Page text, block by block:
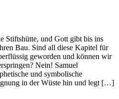
Stiftshütte, und Gott gibt bis ins
Bau. Sind all diese Kapitel für
geworden und können wir
Nein! Samuel
und symbolische
in der Wüste hin und legt […]